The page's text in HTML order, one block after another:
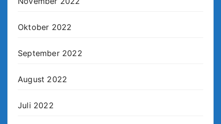
Oktober 2022
September 2022
August 2022
Juli 2022